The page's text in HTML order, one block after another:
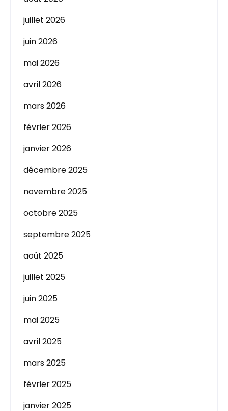
juillet 2026
juin 2026
mai 2026
avril 2026
mars 2026
février 2026
janvier 2026
décembre 2025
novembre 2025
octobre 2025
septembre 2025
août 2025
juillet 2025
juin 2025
mai 2025
avril 2025
mars 2025
février 2025
janvier 2025